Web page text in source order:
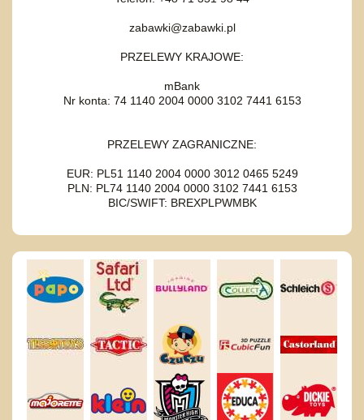
zabawki@zabawki.pl
PRZELEWY KRAJOWE:
mBank
Nr konta: 74 1140 2004 0000 3102 7441 6153
PRZELEWY ZAGRANICZNE:
EUR: PL51 1140 2004 0000 3012 0465 5249
PLN: PL74 1140 2004 0000 3102 7441 6153
BIC/SWIFT: BREXPLPWMBK